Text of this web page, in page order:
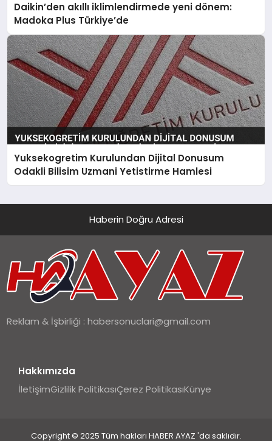
Daikin’den akıllı iklimlendirmede yeni dönem:
Madoka Plus Türkiye’de
Yuksekogretim Kurulundan Dijital Donusum
Odakli Bilisim Uzmani Yetistirme Hamlesi
Haberin Doğru Adresi
Reklam & İşbirliği :habersonuclari@gmail.com
Hakkımızda
İletişimGizlilik PolitikasıÇerez PolitikasıKünye
Copyright © 2025 Tüm hakları HABER AYAZ 'da saklıdır.